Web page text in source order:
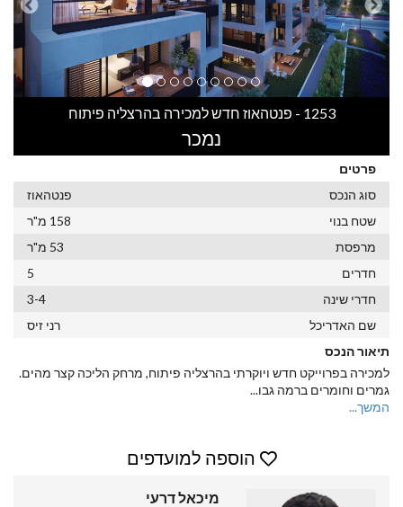
1253 - פנטהאוז חדש למכירה בהרצליה פיתוח
נמכר
פרטים
סוג הנכס
פנטהאוז
שטח בנוי
158 מ"ר
מרפסת
53 מ"ר
חדרים
5
חדרי שינה
3-4
שם האדריכל
רני זיס
תיאור הנכס
למכירה בפרוייקט חדש ויוקרתי בהרצליה פיתוח, מרחק הליכה קצר מהים.
גמרים וחומרים ברמה גבו...
המשך...
הוספה למועדפים
מיכאל דרעי